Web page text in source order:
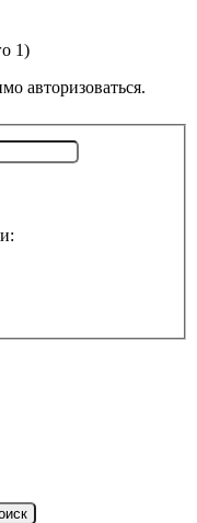
1)
авторизоваться.